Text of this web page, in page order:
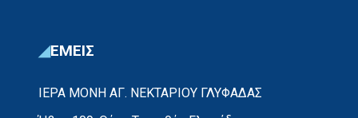
ΕΜΕΙΣ
ΙΕΡΑ ΜΟΝΗ ΑΓ. ΝΕΚΤΑΡΙΟΥ ΓΛΥΦΑΔΑΣ